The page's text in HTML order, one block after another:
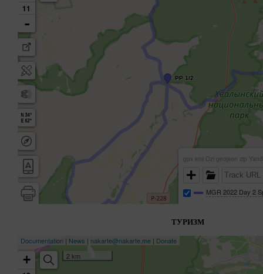
ТУРИЗМ